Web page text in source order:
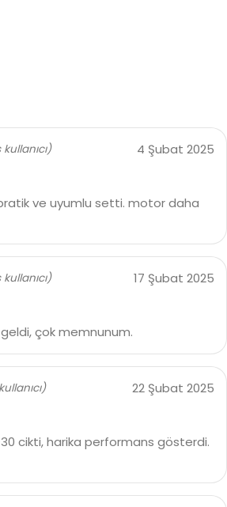
4 Şubat 2025
ve uyumlu setti. motor daha
17 Şubat 2025
çok memnunum.
22 Şubat 2025
cikti, harika performans gösterdi.